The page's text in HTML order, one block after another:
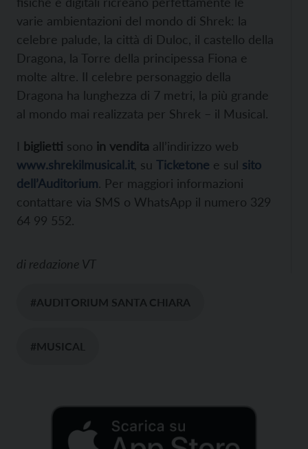
varie ambientazioni del mondo di Shrek: la
celebre palude, la città di Duloc, il castello della
Dragona, la Torre della principessa Fiona e
molte altre. Il celebre personaggio della
Dragona ha lunghezza di 7 metri, la più grande
al mondo mai realizzata per Shrek – il Musical.
I biglietti sono in vendita all’indirizzo web
www.shrekilmusical.it, su Ticketone e sul sito
dell’Auditorium. Per maggiori informazioni
contattare via SMS o WhatsApp il numero 329
64 99 552.
di redazione VT
#AUDITORIUM SANTA CHIARA
#MUSICAL